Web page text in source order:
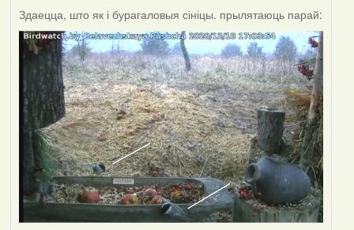
Здаецца, што як і бурагаловыя сініцы. прылятаюць парай: